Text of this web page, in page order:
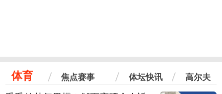
体育 焦点赛事 体坛快讯 高尔夫